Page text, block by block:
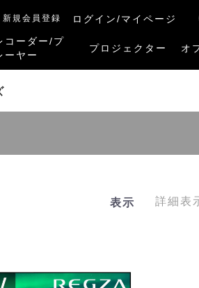
新規会員登録 ログイン/マイページ
グザ
液晶レグザ
液晶レグザ
シュ品
コーダー/プ
ーヤー
グザタイムシフトマシン
レグザブルーレイ
グザブルーレイ
レーヤー
プロジェクター オ
表示 詳細表